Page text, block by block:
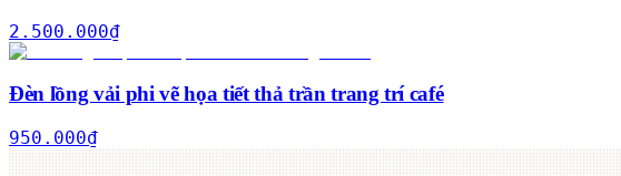
2.500.000₫
Đèn lồng vải phi vẽ họa tiết thả trần trang trí café
950.000₫